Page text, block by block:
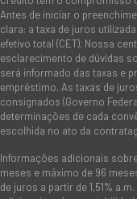
Antes de iniciar o
clara: a taxa de juros
efetivo total (CET). Nossa
esclarecimento de dúvidas
será informado das taxas e
empréstimo. As taxas de
consignados (Governo
determinações de cada
escolhida no ato da
Informações adicionais
meses e máximo de 96
de juros a partir de 1,51%